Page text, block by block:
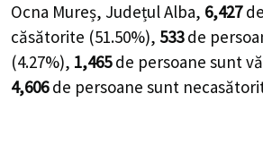
Ocna Mureș, Județul Alba, 6,427 de
căsătorite (51.50%), 533 de
(4.27%), 1,465 de persoane sunt
4,606 de persoane sunt